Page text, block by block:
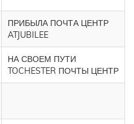
ПРИБЫЛА ПОЧТА ЦЕНТР
ATJUBILEE
НА СВОЕМ ПУТИ
TOCHESTER ПОЧТЫ ЦЕНТР